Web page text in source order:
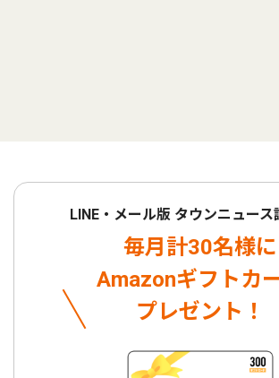
LINE・メール版 タウンニュース
毎月計30名様に
Amazonギフトカ
プレゼント！